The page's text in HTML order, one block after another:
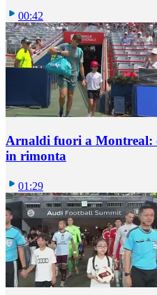
00:42
Arnaldi fuori a Montreal:
in rimonta
01:29